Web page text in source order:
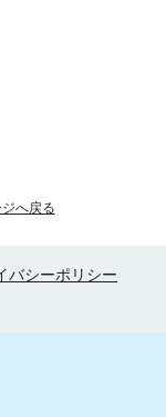
ジへ戻る
バシーポリシー